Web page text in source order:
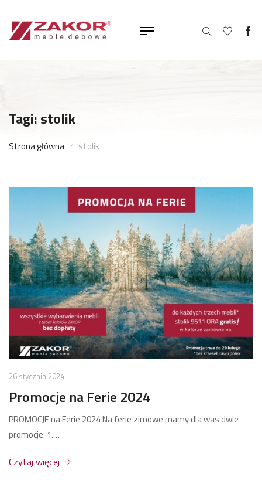
Tagi: stolik
Strona główna stolik
26 stycznia 2024
Promocje na Ferie 2024
PROMOCJE na Ferie 2024 Na ferie zimowe mamy dla was dwie
promocje: 1.…
Czytaj więcej